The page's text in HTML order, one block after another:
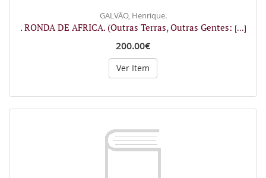
GALVÃO, Henrique.
. RONDA DE AFRICA. (Outras Terras, Outras Gentes: [...]
200.00€
Ver Item